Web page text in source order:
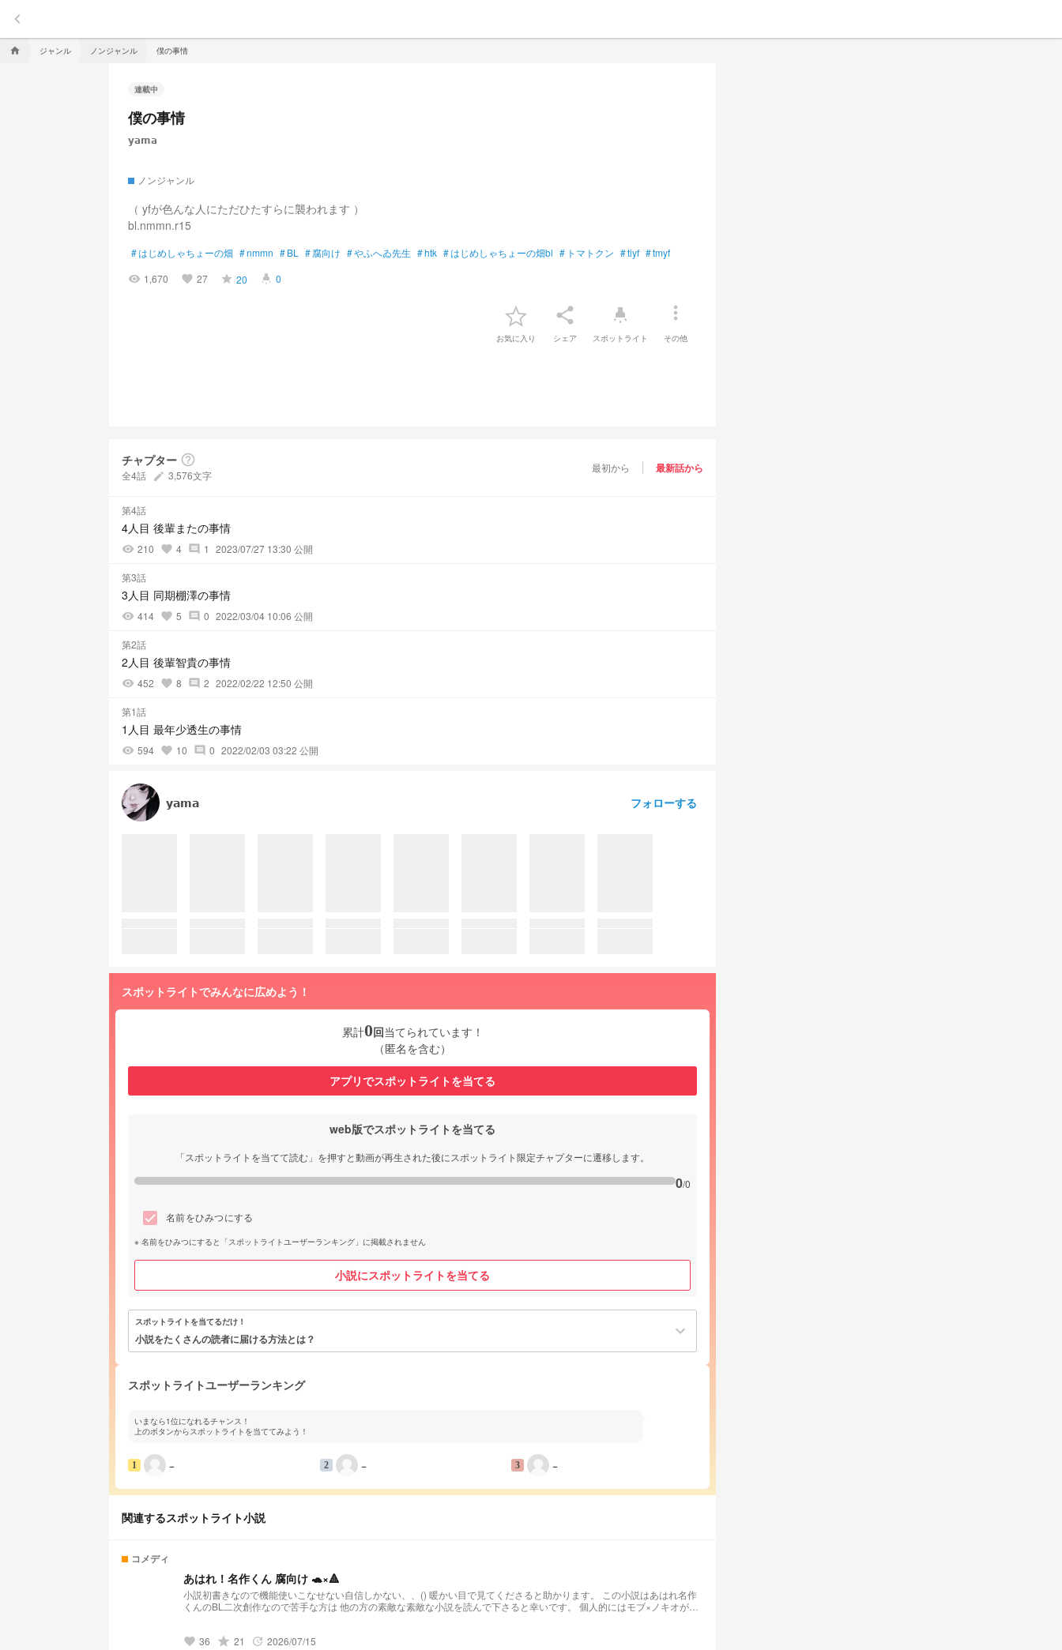
keyboard_arrow_left
home ジャンル ノンジャンル 僕の事情
連載中
僕の事情
𝘆𝗮𝗺𝗮
ノンジャンル
（ yfが色んな人にただひたすらに襲われます ）
bl.nmmn.r15
#はじめしゃちょーの畑 #nmmn #BL #腐向け #やふへゐ先生 #htk #はじめしゃちょーの畑bl # トマトクン #tiyf #tmyf
visibility 1,670 favorite 27 grade 20 highlight 0
お気に入り
share
シェア
highlight
スポットライト
more_vert
その他
チャプター help_outline
全4話 create 3,576文字
最初から 最新話から
第4話
4人目 後輩またの事情
visibility 210 favorite 4 comment 1 2023/07/27 13:30 公開
第3話
3人目 同期棚澤の事情
visibility 414 favorite 5 comment 0 2022/03/04 10:06 公開
第2話
2人目 後輩智貴の事情
visibility 452 favorite 8 comment 2 2022/02/22 12:50 公開
第1話
1人目 最年少透生の事情
visibility 594 favorite 10 comment 0 2022/02/03 03:22 公開
𝘆𝗮𝗺𝗮 フォローする
スポットライトでみんなに広めよう！
累計0回当てられています！
（匿名を含む）
アプリでスポットライトを当てる
web版でスポットライトを当てる
「スポットライトを当てて読む」を押すと動画が再生された後にスポットライト限定チャプターに遷移します。
0/0
名前をひみつにする
名前をひみつにすると「スポットライトユーザーランキング」に掲載されません
小説にスポットライトを当てる
スポットライトを当てるだけ！
小説をたくさんの読者に届ける方法とは？ keyboard_arrow_down
スポットライトユーザーランキング
いまなら1位になれるチャンス！
上のボタンからスポットライトを当ててみよう！
1 − 2 − 3 −
関連するスポットライト小説
コメディ
あはれ！名作くん 腐向け 🐢×🔺
小説初書きなので機能使いこなせない自信しかない、、() 暖かい目で見てくださると助かります。 この小説はあはれ名作
くんのBL二次創作なので苦手な方は 他の方の素敵な素敵な小説を読んで下さると幸いです。 個人的にはモブ×ノキオが好
favorite 36 grade 21 update 2026/07/15